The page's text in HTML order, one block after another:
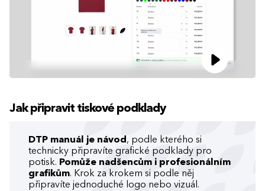
Jak připravit tiskové podklady
DTP manuál je návod , podle kterého si
technicky připravíte grafické podklady pro
potisk. Pomůže nadšencům i profesionálním
grafikům. Krok za krokem si podle něj
připravíte jednoduché logo nebo vizuál.